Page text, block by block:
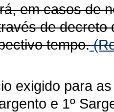
em casos de
de
tempo.
exigido para
e 1º